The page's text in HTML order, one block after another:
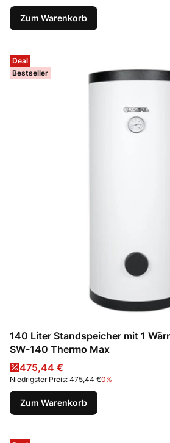
Zum Warenkorb
Deal
Bestseller
140 Liter Standspeicher mit 1
SW-140 Thermo Max
Aktionspreis
475,44 €
Niedrigster Preis: 475,44 €0%
Zum Warenkorb